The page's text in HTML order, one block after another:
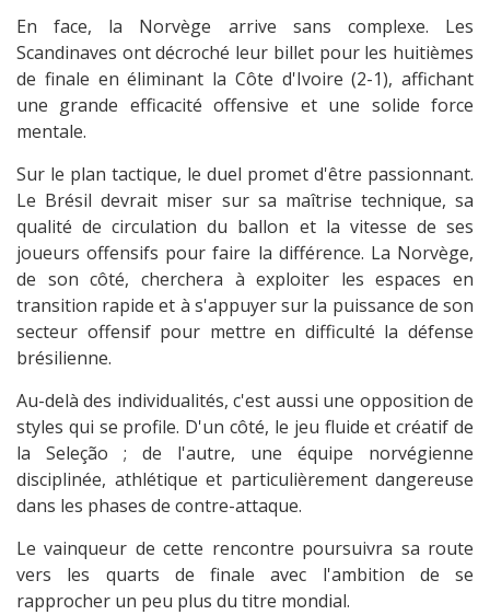
En face, la Norvège arrive sans complexe. Les
Scandinaves ont décroché leur billet pour les huitièmes
de finale en éliminant la Côte d'Ivoire (2-1), affichant
une grande efficacité offensive et une solide force
mentale.
Sur le plan tactique, le duel promet d'être passionnant.
Le Brésil devrait miser sur sa maîtrise technique, sa
qualité de circulation du ballon et la vitesse de ses
joueurs offensifs pour faire la différence. La Norvège,
de son côté, cherchera à exploiter les espaces en
transition rapide et à s'appuyer sur la puissance de son
secteur offensif pour mettre en difficulté la défense
brésilienne.
Au-delà des individualités, c'est aussi une opposition de
styles qui se profile. D'un côté, le jeu fluide et créatif de
la Seleção ; de l'autre, une équipe norvégienne
disciplinée, athlétique et particulièrement dangereuse
dans les phases de contre-attaque.
Le vainqueur de cette rencontre poursuivra sa route
vers les quarts de finale avec l'ambition de se
rapprocher un peu plus du titre mondial.